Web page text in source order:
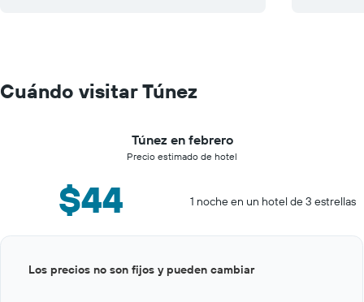
Cuándo visitar Túnez
Túnez en febrero
Precio estimado de hotel
$44 1 noche en un hotel de 3 estrellas
graphic.Los precios no son fijos y pueden cambiar